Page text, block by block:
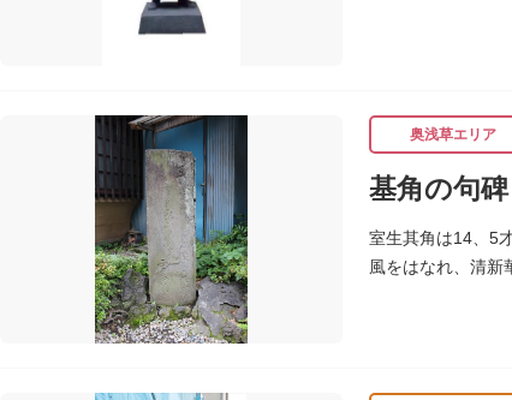
奥浅草エリア
基角の句碑
室生其角は14、5
風をはなれ、清